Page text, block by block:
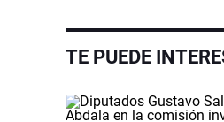
TE PUEDE